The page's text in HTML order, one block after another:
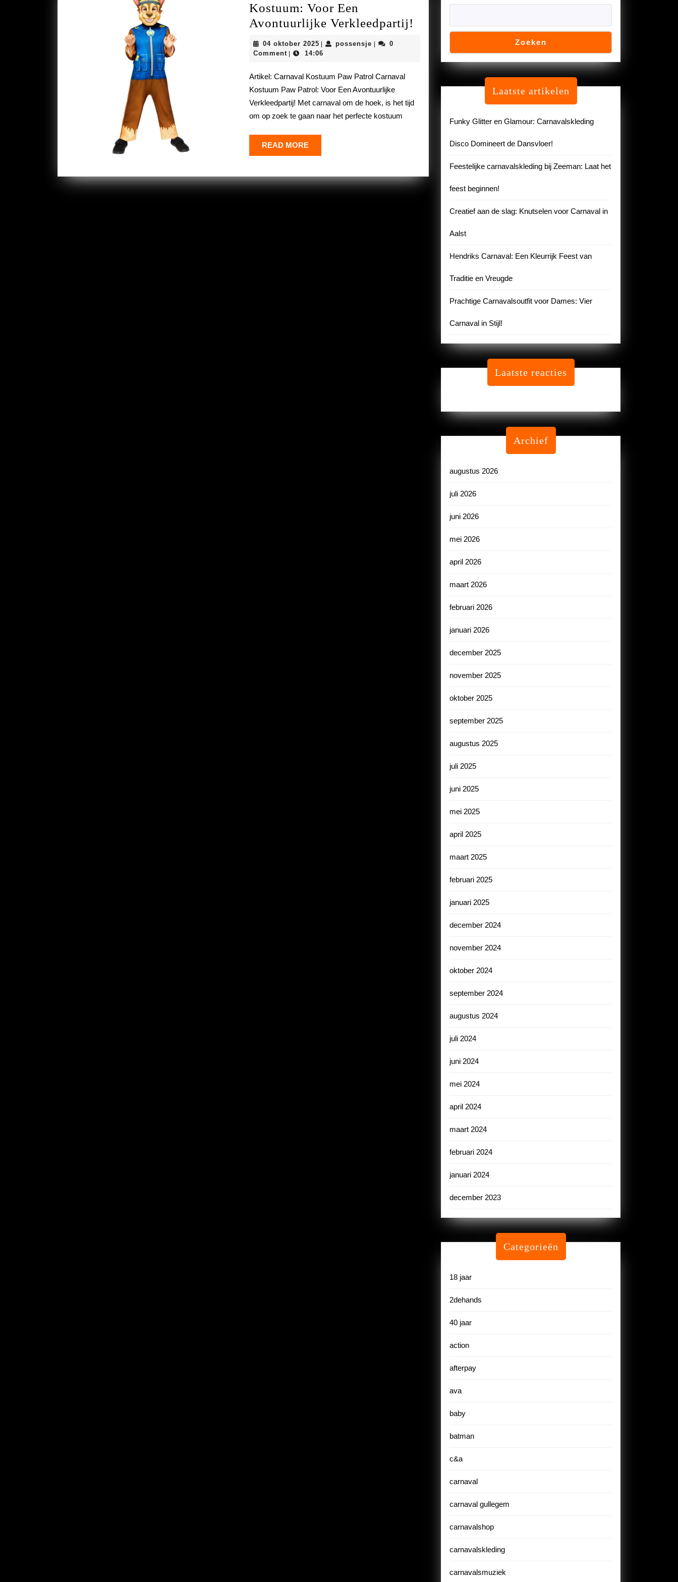
Kostuum: Voor Een
Avontuurlijke Verkleedpartij!
Carnaval
Kostuum:
Een
Verkleedpartij!
04 oktober 2025 04
oktober
possensje possensje
0
Comment
14:06
Artikel: Carnaval Kostuum Paw Patrol Carnaval
Kostuum Paw Patrol: Voor Een Avontuurlijke
Verkleedpartij! Met carnaval om de hoek, is het tijd
om op zoek te gaan naar het perfecte kostuum
READ MOREREAD
MORE
Zoeken
Laatste artikelen
Funky Glitter en Glamour: Carnavalskleding
Disco Domineert de Dansvloer!
Feestelijke carnavalskleding bij Zeeman: Laat het
feest beginnen!
Creatief aan de slag: Knutselen voor Carnaval in
Aalst
Hendriks Carnaval: Een Kleurrijk Feest van
Traditie en Vreugde
Prachtige Carnavalsoutfit voor Dames: Vier
Carnaval in Stijl!
Laatste reacties
Archief
augustus 2026
juli 2026
juni 2026
mei 2026
april 2026
maart 2026
februari 2026
januari 2026
december 2025
november 2025
oktober 2025
september 2025
augustus 2025
juli 2025
juni 2025
mei 2025
april 2025
maart 2025
februari 2025
januari 2025
december 2024
november 2024
oktober 2024
september 2024
augustus 2024
juli 2024
juni 2024
mei 2024
april 2024
maart 2024
februari 2024
januari 2024
december 2023
Categorieën
18 jaar
2dehands
40 jaar
action
afterpay
ava
baby
batman
c&a
carnaval
carnaval gullegem
carnavalshop
carnavalskleding
carnavalsmuziek